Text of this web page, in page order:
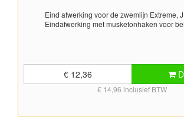
Eind afwerking voor de zwemlijn Extreme,
Eindafwerking met musketonhaken voor
€ 12,36
€ 14,96 inclusief BTW